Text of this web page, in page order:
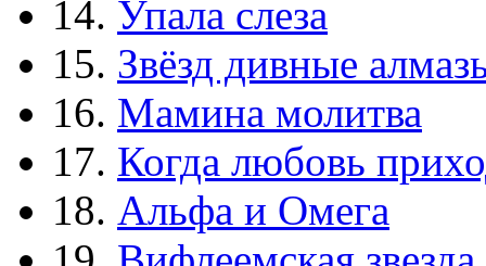
14. Упала слеза
15. Звёзд дивные
16. Мамина молитва
17. Когда любовь
18. Альфа и Омега